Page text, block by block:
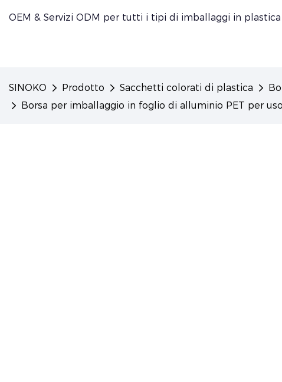
OEM & Servizi ODM per tutti i tipi di imballaggi in plastica
SINOKO Prodotto Sacchetti colorati di plastica
Borsa per imballaggio in foglio di alluminio PET per